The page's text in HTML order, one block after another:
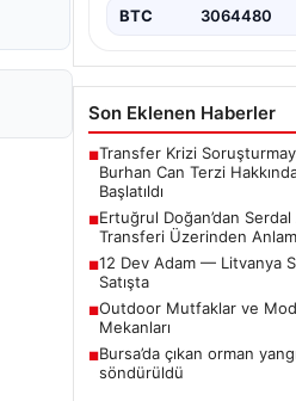
BTC 3064480
Son Eklenen Haberler
■Transfer Krizi
Burhan Can Terzi
Başlatıldı
■Ertuğrul Doğan’dan Serdal
Transferi Üzerinden
■12 Dev Adam — Litvanya
Satışta
■Outdoor Mutfaklar ve
Mekanları
■Bursa’da çıkan orman
söndürüldü